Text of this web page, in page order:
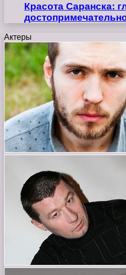
Красота Саранска:
Актеры